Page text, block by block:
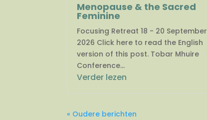
Menopause & the Sacred
Feminine
Focusing Retreat 18 - 20 September
2026 Click here to read the English
version of this post. Tobar Mhuire
Conference...
Verder lezen
« Oudere berichten